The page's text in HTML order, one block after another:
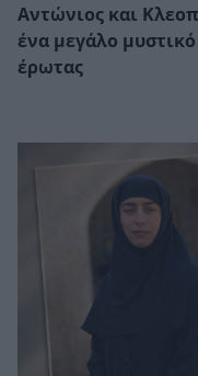
Αντώνιος και
ένα μεγάλο
έρωτας